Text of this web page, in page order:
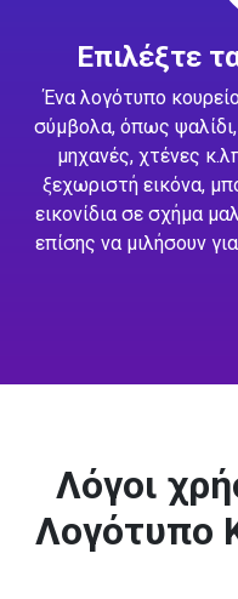
Επιλέξτε
Ένα λογότυπο
σύμβολα, όπως ψαλίδι,
μηχανές, χτένες
ξεχωριστή εικόνα,
εικονίδια σε σχήμα
επίσης να μιλήσουν
Λόγοι
Λογότυπο